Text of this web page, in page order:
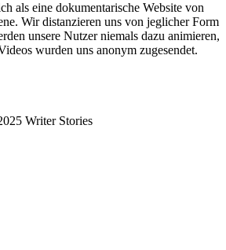
als eine dokumentarische Website von
Wir distanzieren uns von jeglicher Form
unsere Nutzer niemals dazu animieren,
wurden uns anonym zugesendet.
Writer Stories